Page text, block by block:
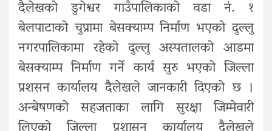
दैलेखको डुगेश्वर गाउँपालिकाको वडा नं. १
बेलपाटाको चुप्रामा बेसक्याम्प निर्माण भएको दुल्लु
नगरपालिकामा रहेको दुल्लु अस्पतालको आडमा
बेसक्याम्प निर्माण गर्ने कार्य सुरु भएको जिल्ला
प्रशसन कार्यालय दैलेखले जानकारी दिएको छ ।
अन्बेषणको सहजताका लागि सुरक्षा जिम्मेवारी